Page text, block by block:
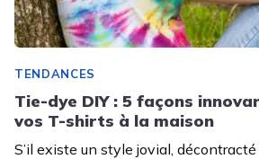
TENDANCES
Tie-dye DIY : 5 façons
vos T-shirts à la maison
S’il existe un style jovial, décontracté